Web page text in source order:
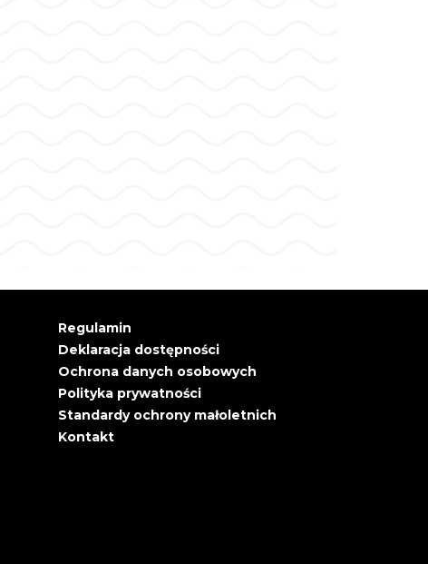
Regulamin
Deklaracja dostępności
Ochrona danych osobowych
Polityka prywatności
Standardy ochrony małoletnich
Kontakt